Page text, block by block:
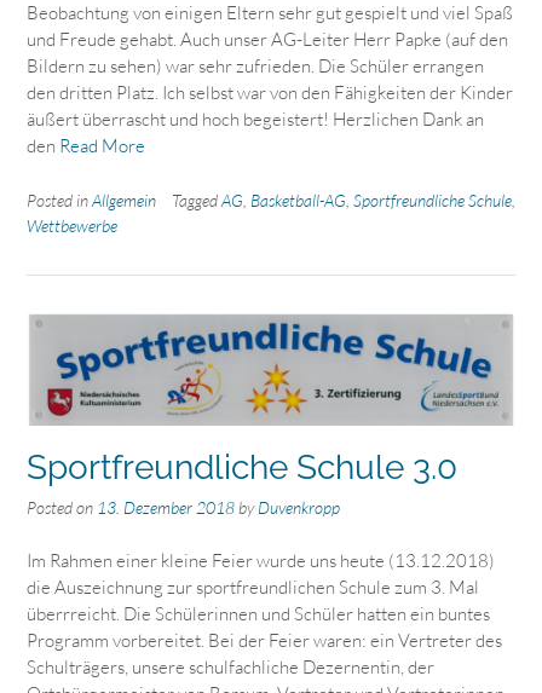
Beobachtung von einigen Eltern sehr gut gespielt und viel Spaß
und Freude gehabt. Auch unser AG-Leiter Herr Papke (auf den
Bildern zu sehen) war sehr zufrieden. Die Schüler errangen
den dritten Platz. Ich selbst war von den Fähigkeiten der Kinder
äußert überrascht und hoch begeistert! Herzlichen Dank an
den Read More
Posted inAllgemein TaggedAG Basketball-AG Sportfreundliche Schule
Wettbewerbe
Sportfreundliche Schule 3.0
Posted on 13. Dezember 2018byDuvenkropp
Im Rahmen einer kleine Feier wurde uns heute (13.12.2018)
die Auszeichnung zur sportfreundlichen Schule zum 3. Mal
überrreicht. Die Schülerinnen und Schüler hatten ein buntes
Programm vorbereitet. Bei der Feier waren: ein Vertreter des
Schulträgers, unsere schulfachliche Dezernentin, der